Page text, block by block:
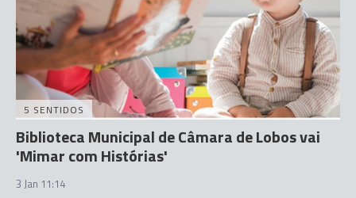
5 SENTIDOS
Biblioteca Municipal de Câmara de Lobos vai
'Mimar com Histórias'
3 Jan 11:14